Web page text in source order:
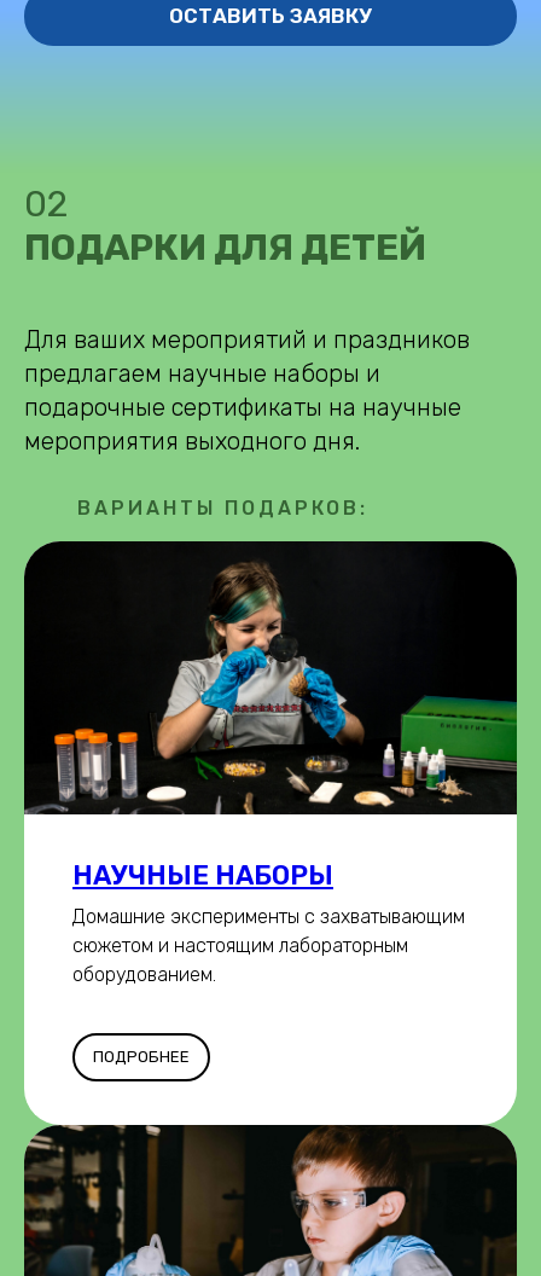
ОСТАВИТЬ ЗАЯВКУ
02
ПОДАРКИ ДЛЯ ДЕТЕЙ
Для ваших мероприятий и праздников
предлагаем научные наборы и
подарочные сертификаты на научные
мероприятия выходного дня.
ВАРИАНТЫ ПОДАРКОВ:
НАУЧНЫЕ НАБОРЫ
Домашние эксперименты с захватывающим
сюжетом и настоящим лабораторным
оборудованием.
ПОДРОБНЕЕ